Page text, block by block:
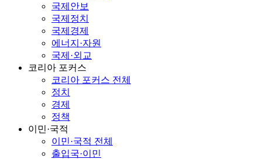
국제안보
국제정치
국제경제
에너지·자원
국제·외교
코리아 포커스
코리아 포커스 전체
정치
경제
정책
이민·국적
이민·국적 전체
출입국·이민